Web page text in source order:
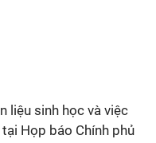
liệu sinh học và việc
Họp báo Chính phủ